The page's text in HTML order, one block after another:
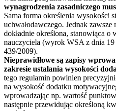
wynagrodzenia zasadniczego
Sama forma określenia wysokości
uchwałodawczego. Jednak
dokładnie określona, stanowiąca o
nauczyciela (wyrok WSA z dnia
439/2009).
Nieprawidłowe są zapisy
zakresie ustalania wysokości
tego regulamin powinien
na wysokość dodatku
wprowadzając np. wartość
następnie przewidując określoną